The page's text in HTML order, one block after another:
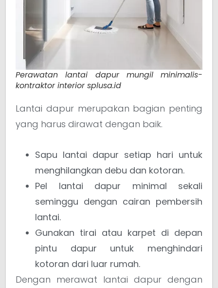
Perawatan lantai dapur mungil minimalis-
kontraktor interior splusa.id
Lantai dapur merupakan bagian penting
yang harus dirawat dengan baik.
Sapu lantai dapur setiap hari untuk
menghilangkan debu dan kotoran.
Pel lantai dapur minimal sekali
seminggu dengan cairan pembersih
lantai.
Gunakan tirai atau karpet di depan
pintu dapur untuk menghindari
kotoran dari luar rumah.
Dengan merawat lantai dapur dengan